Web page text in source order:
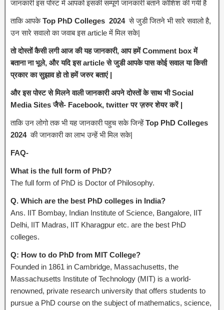
जानकारी इस पोस्ट में आपको इसकी सम्पूर्ण जानकारी बताने कोशिश की गयी है
ताकि आपकेTop PhD Colleges 2024से जुडी जितने भी सारे सवालो है,
उन सारे सवालो का जवाब इस article में मिल सके|
तो दोस्तों कैसी लगी आज की यह जानकारी, आप हमें Comment box में
बताना ना भूले, और यदि इस article से जुडी आपके पास कोई सवाल या किसी
प्रकार का सुझाव हो तो हमें जरुर बताएं |
और इस पोस्ट से मिलने वाली जानकारी अपने दोस्तों के साथ भी Social
Media Sites जैसे- Facebook, twitter पर ज़रुर शेयर करें |
ताकि उन लोगो तक भी यह जानकारी पहुच सके जिन्हेंTop PhD Colleges
2024की जानकारी का लाभ उन्हें भी मिल सके|
FAQ-
What is the full form of PhD?
The full form of PhD is Doctor of Philosophy.
Q. Which are the best PhD colleges in India?
Ans. IIT Bombay, Indian Institute of Science, Bangalore, IIT
Delhi, IIT Madras, IIT Kharagpur etc. are the best PhD
colleges.
Q: How to do PhD from MIT College?
Founded in 1861 in Cambridge, Massachusetts, the
Massachusetts Institute of Technology (MIT) is a world-
renowned, private research university that offers students to
pursue a PhD course on the subject of mathematics, science,